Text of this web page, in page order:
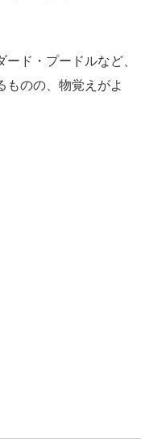
ド・プードルなど、
ものの、物覚えがよ